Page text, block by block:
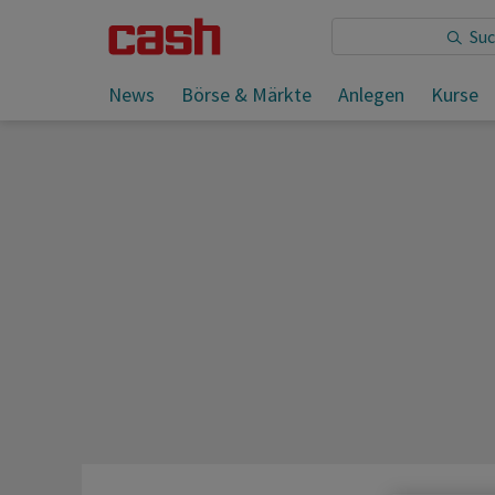
News Börse & Märkte Anlegen Kurse
Sie lesen: